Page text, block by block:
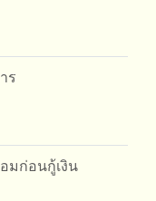
ร
มก่อนกู้เงิน